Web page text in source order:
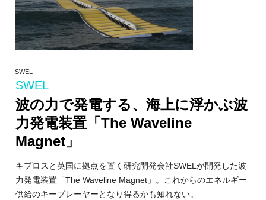
SWEL
SWEL
波の力で発電する、海上に浮かぶ波
力発電装置「The Waveline
Magnet」
キプロスと英国に拠点を置く研究開発会社SWELが開発した波
力発電装置「The Waveline Magnet」。これからのエネルギー
供給のキープレーヤーとなり得るかも知れない。